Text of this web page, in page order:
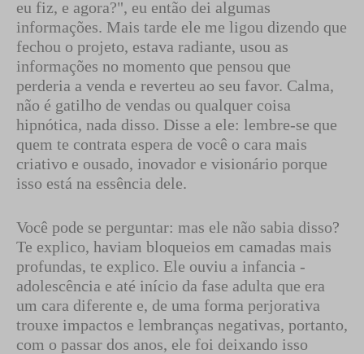
eu fiz, e agora?", eu então dei algumas
informações. Mais tarde ele me ligou dizendo que
fechou o projeto, estava radiante, usou as
informações no momento que pensou que
perderia a venda e reverteu ao seu favor. Calma,
não é gatilho de vendas ou qualquer coisa
hipnótica, nada disso. Disse a ele: lembre-se que
quem te contrata espera de você o cara mais
criativo e ousado, inovador e visionário porque
isso está na essência dele.
Você pode se perguntar: mas ele não sabia disso?
Te explico, haviam bloqueios em camadas mais
profundas, te explico. Ele ouviu a infancia -
adolescência e até início da fase adulta que era
um cara diferente e, de uma forma perjorativa
trouxe impactos e lembranças negativas, portanto,
com o passar dos anos, ele foi deixando isso